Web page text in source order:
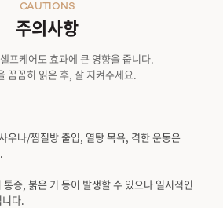
주의사항
CAUTIONS
프케어도 효과에 큰 영향을 줍니다.
꼼꼼히 읽은 후, 잘 지켜주세요.
우나/찜질방 출입, 열탕 목욕, 격한 운동은
증, 붉은 기 등이 발생할 수 있으나 일시적인
다.